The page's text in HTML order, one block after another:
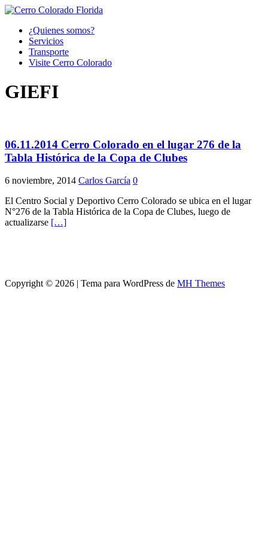
¿Quienes somos?
Servicios
Transporte
Visite Cerro Colorado
GIEFI
06.11.2014 Cerro Colorado en el lugar 276 de la
Tabla Histórica de la Copa de Clubes
6 noviembre, 2014 Carlos García 0
El Centro Social y Deportivo Cerro Colorado se ubica en el lugar
N°276 de la Tabla Histórica de la Copa de Clubes, luego de
actualizarse […]
Copyright © 2026 | Tema para WordPress de MH Themes